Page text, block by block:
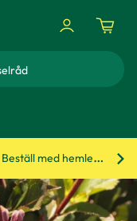
Beställ med hemleverans!